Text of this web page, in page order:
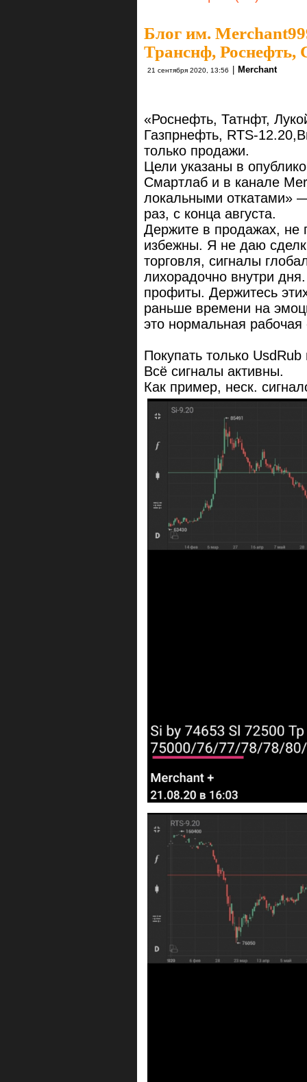
Блог им.
Транснф, Роснефть,
21 сентября 2020, 13:56 Merchant
«Роснефть, Татнфт,
Газпрнефть, RTS-
только продажи.
Цели указаны в
Смартлаб и в канале
локальными откатами»
раз, с конца августа.
Держите в продажах, не
избежны. Я не даю
торговля, сигналы
лихорадочно внутри
профиты. Держитесь
раньше времени на
это нормальная рабочая
Покупать только
Всё сигналы активны.
Как пример, неск.